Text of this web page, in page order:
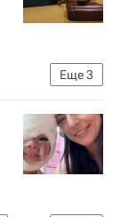
Еще3